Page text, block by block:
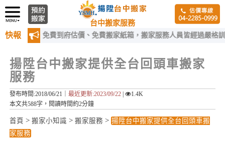
台中搬家服務
快報
供：免費到府估價、免費搬家紙箱，搬家服務人員皆經過嚴格訓練！
揚陞台中搬家提供全台回頭車搬家
服務
發布時間:2018/06/21｜ 最近更新:2023/09/22|
1.4K
本文共588字，閱讀時間約2分鐘
首頁 > 搬家小知識 > 搬家服務 > 揚陞台中搬家提供全台回頭車搬
家服務